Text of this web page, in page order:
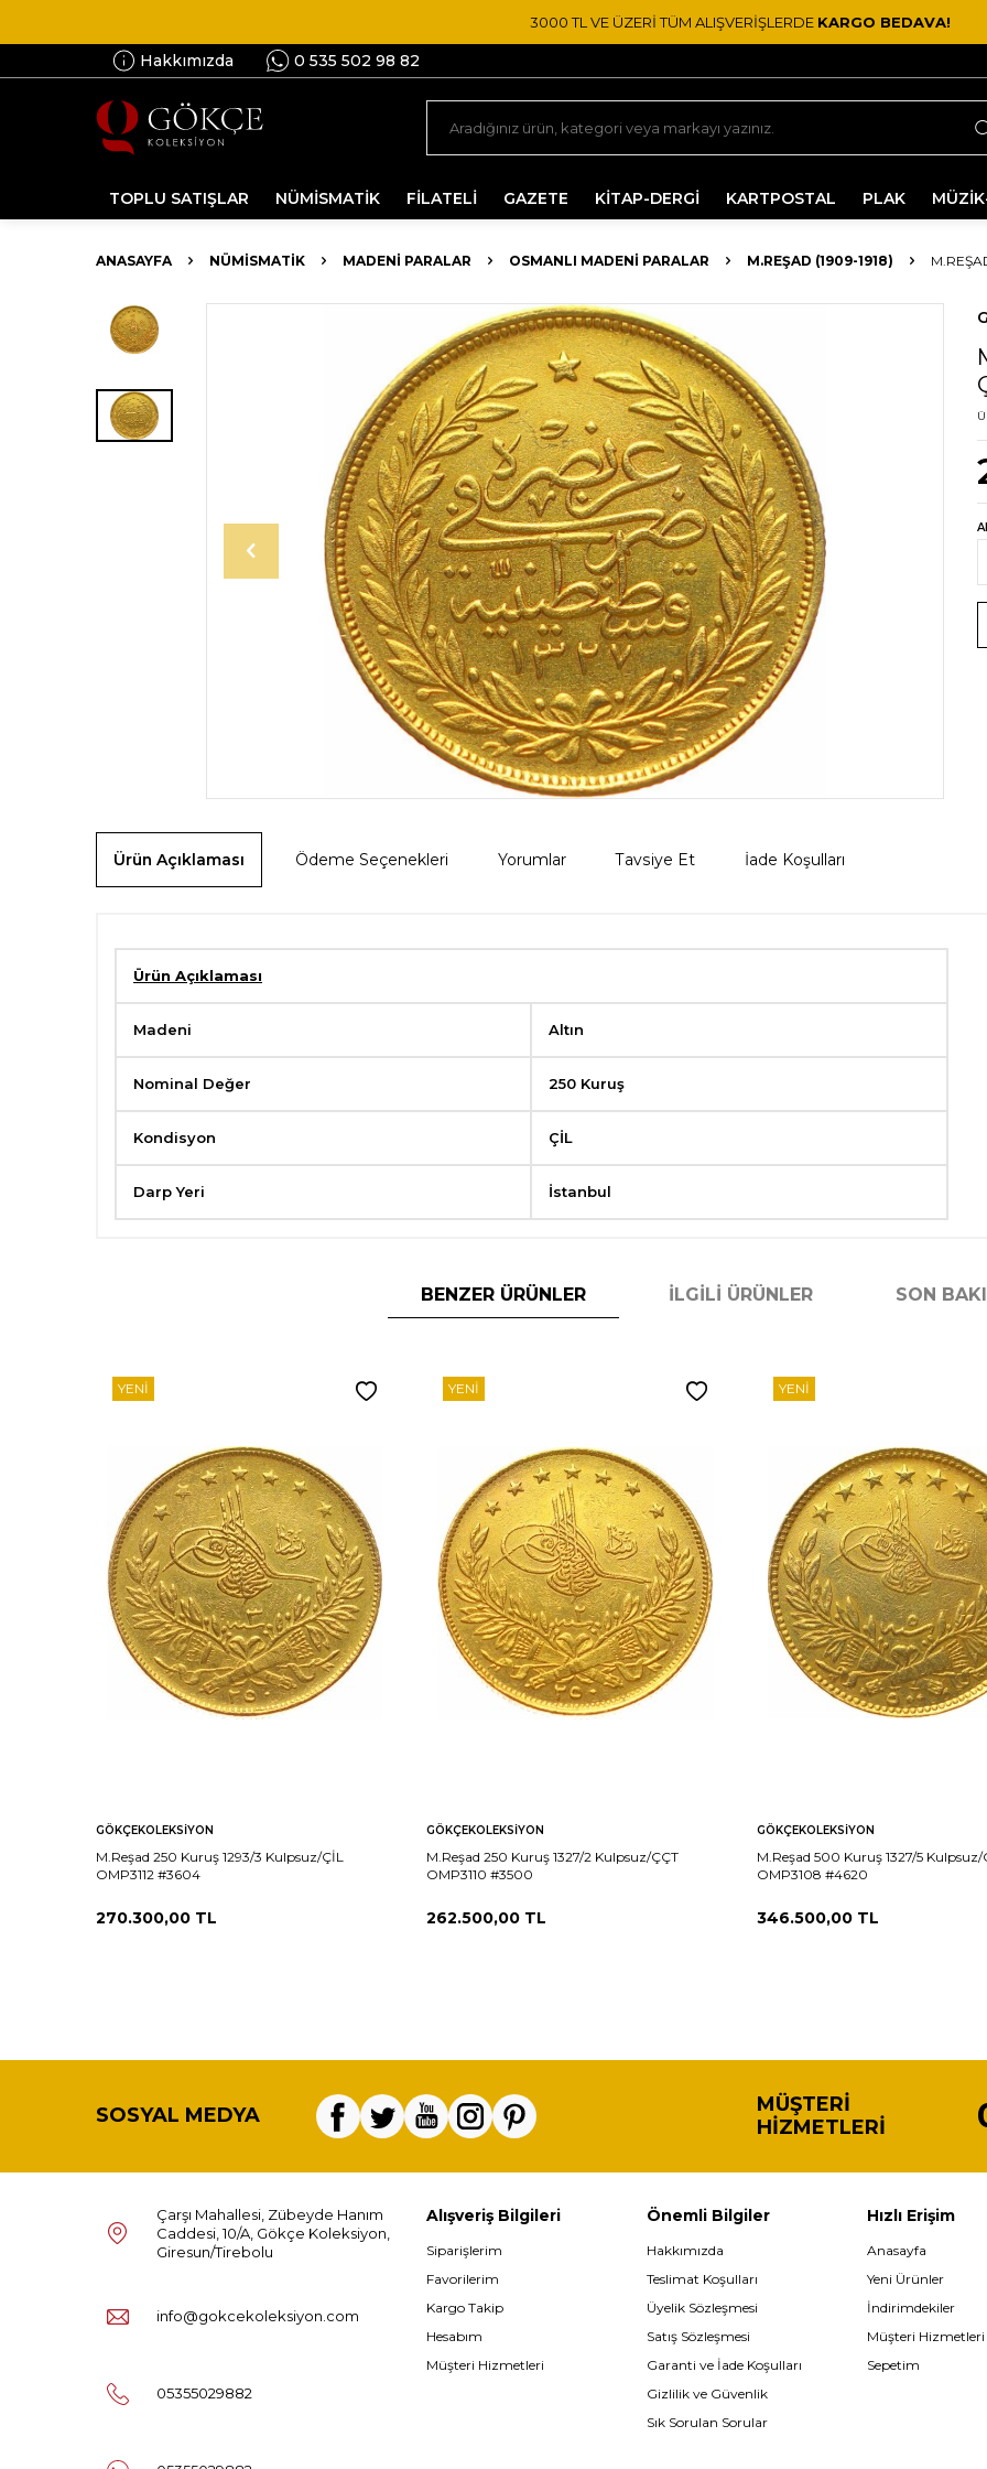
3000 TL VE ÜZERİ TÜM ALIŞVERİŞLERDE KARGO BEDAVA!
Hakkımızda 0 535 502 98 82
TOPLU SATIŞLAR NÜMİSMATİK FİLATELİ GAZETE KİTAP-DERGİ KARTPOSTAL PLAK
ANASAYFA NÜMİSMATİK MADENI PARALAR OSMANLI MADENI PARALAR M.REŞAD (1909-1918)
Ürün Açıklaması Ödeme Seçenekleri Yorumlar Tavsiye Et İade Koşulları
Ürün Açıklaması
Madeni Altın
Nominal Değer 250 Kuruş
Kondisyon ÇİL
Darp Yeri İstanbul
BENZER ÜRÜNLER İLGILI ÜRÜNLER SON
YENI
GÖKÇEKOLEKSIYON
M.Reşad 250 Kuruş 1293/3 Kulpsuz/ÇİL
OMP3112 #3604
270.300,00 TL
YENI
GÖKÇEKOLEKSIYON
M.Reşad 250 Kuruş 1327/2 Kulpsuz/ÇÇT
OMP3110 #3500
262.500,00 TL
YENI
GÖKÇEKOLEKSIYON
M.Reşad 500 Kuruş 1327/5 Kulpsuz/
OMP3108 #4620
346.500,00 TL
SOSYAL MEDYA
MÜŞTERI
HIZMETLERI
Çarşı Mahallesi, Zübeyde Hanım
Caddesi, 10/A, Gökçe Koleksiyon,
Giresun/Tirebolu
info@gokcekoleksiyon.com
05355029882
Alışveriş Bilgileri
Siparişlerim
Favorilerim
Kargo Takip
Hesabım
Müşteri Hizmetleri
Önemli Bilgiler
Hakkımızda
Teslimat Koşulları
Üyelik Sözleşmesi
Satış Sözleşmesi
Garanti ve İade Koşulları
Gizlilik ve Güvenlik
Sık Sorulan Sorular
Hızlı Erişim
Anasayfa
Yeni Ürünler
İndirimdekiler
Müşteri Hizmetleri
Sepetim